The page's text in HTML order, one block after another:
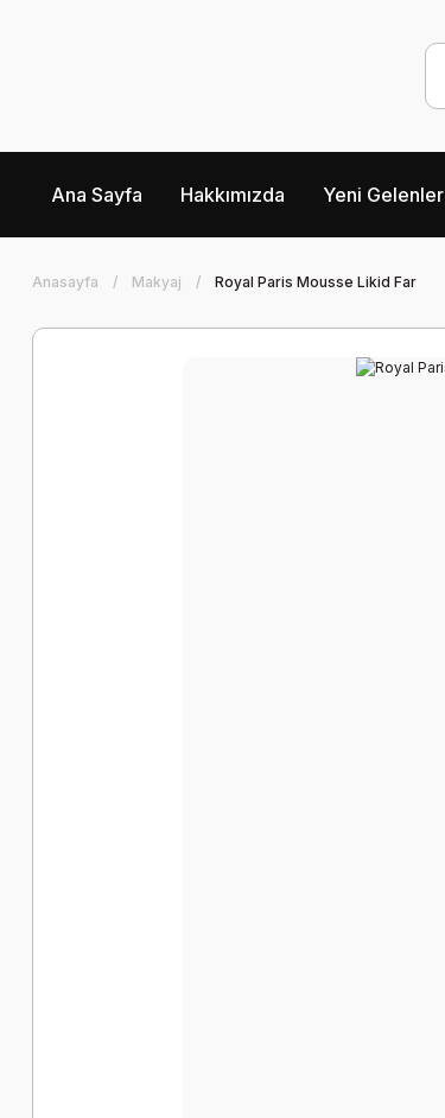
Ana Sayfa Hakkımızda Yeni Gelenler
Anasayfa Makyaj Royal Paris Mousse Likid Far